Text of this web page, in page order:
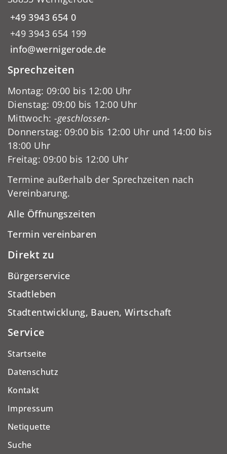
+49 3943 654 0
+49 3943 654 199
info@wernigerode.de
Sprechzeiten
Montag: 09:00 bis 12:00 Uhr
Dienstag: 09:00 bis 12:00 Uhr
Mittwoch: -geschlossen-
Donnerstag: 09:00 bis 12:00 Uhr und 14:00 bis
18:00 Uhr
Freitag: 09:00 bis 12:00 Uhr
Termine außerhalb der Sprechzeiten nach
Vereinbarung.
Alle Öffnungszeiten
Termin vereinbaren
Direkt zu
Bürgerservice
Stadtleben
Stadtentwicklung, Bauen, Wirtschaft
Service
Startseite
Datenschutz
Kontakt
Impressum
Netiquette
Suche